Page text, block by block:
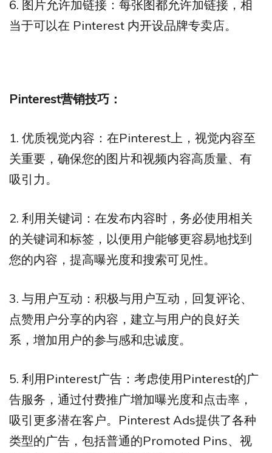
6. 图片允许加链接：每张图都允许加链接，相
当于可以在 Pinterest 内开设品牌专卖店。
Pinterest营销技巧：
1. 优质视觉内容：在Pinterest上，视觉内容至
关重要，确保您的图片和视频内容高质量、有
吸引力。
2. 利用关键词：在发布内容时，务必使用相关
的关键词和标签，以便用户能够更容易地找到
您的内容，提高曝光度和搜索可见性。
3. 与用户互动：积极与用户互动，回复评论、
点赞用户分享的内容，建立与用户的良好关
系，增加用户的参与感和忠诚度。
5. 利用Pinterest广告：考虑使用Pinterest的广
告服务，通过付费推广增加曝光度和点击率，
吸引更多潜在客户。Pinterest Ads提供了各种
类型的广告，包括普通的Promoted Pins、视